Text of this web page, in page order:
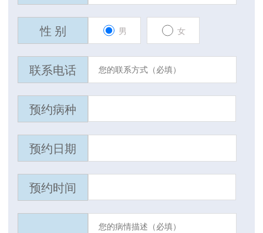
性 别 男 女
联系电话
预约病种
预约日期
预约时间